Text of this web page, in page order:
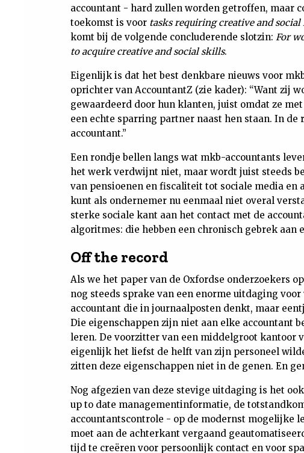
accountant - hard zullen worden getroffen, maar
toekomst is voor tasks requiring creative and
komt bij de volgende concluderende slotzin: For
to acquire creative and social skills.
Eigenlijk is dat het best denkbare nieuws voor
oprichter van AccountantZ (zie kader): “Want zij
gewaardeerd door hun klanten, juist omdat ze
een echte sparring partner naast hen staan. In de
accountant.”
Een rondje bellen langs wat mkb-accountants
het werk verdwijnt niet, maar wordt juist steeds
van pensioenen en fiscaliteit tot sociale media
kunt als ondernemer nu eenmaal niet overal
sterke sociale kant aan het contact met de
algoritmes: die hebben een chronisch gebrek aan
Off the record
Als we het paper van de Oxfordse onderzoekers
nog steeds sprake van een enorme uitdaging
accountant die in journaalposten denkt, maar
Die eigenschappen zijn niet aan elke accountant
leren. De voorzitter van een middelgroot kantoor
eigenlijk het liefst de helft van zijn personeel
zitten deze eigenschappen niet in de genen. En
Nog afgezien van deze stevige uitdaging is het
up to date managementinformatie, de
accountantscontrole - op de modernst mogelijke
moet aan de achterkant vergaand
tijd te creëren voor persoonlijk contact en voor